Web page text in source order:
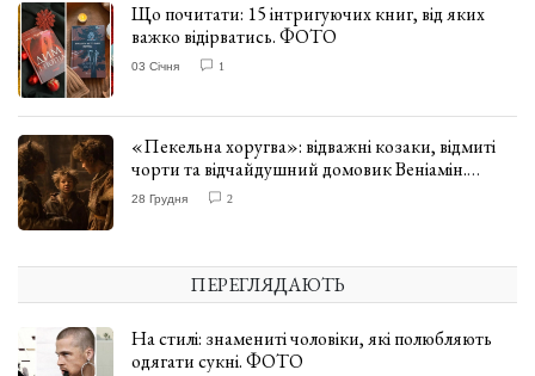
Що почитати: 15 інтригуючих книг, від яких
важко відірватись. ФОТО
03 Січня 1
«Пекельна хоругва»: відважні козаки, відмиті
чорти та відчайдушний домовик Веніамін.
ВІДГУК
28 Грудня 2
ПЕРЕГЛЯДАЮТЬ
На стилі: знамениті чоловіки, які полюбляють
одягати сукні. ФОТО